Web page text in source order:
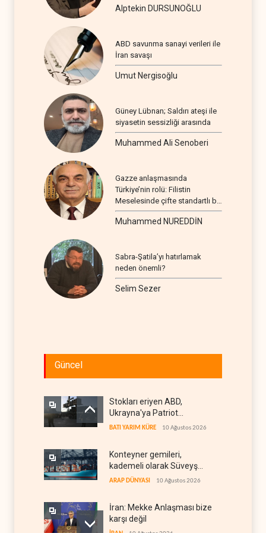
Alptekin DURSUNOĞLU
ABD savunma sanayi verileri ile
İran savaşı
Umut Nergisoğlu
Güney Lübnan; Saldırı ateşi ile
siyasetin sessizliği arasında
Muhammed Ali Senoberi
Gazze anlaşmasında
Türkiye’nin rolü: Filistin
Meselesinde çifte standartlı bir
seyir
Muhammed NUREDDİN
Sabra-Şatila’yı hatırlamak
neden önemli?
Selim Sezer
Güncel
Stokları eriyen ABD,
Ukrayna'ya Patriot
vermemek için bahane
BATI YARIM KÜRE 10 Ağustos 2026
Konteyner gemileri,
kademeli olarak Süveyş
güzergahına dönüyor
ARAP DÜNYASI 10 Ağustos 2026
İran: Mekke Anlaşması bize
karşı değil